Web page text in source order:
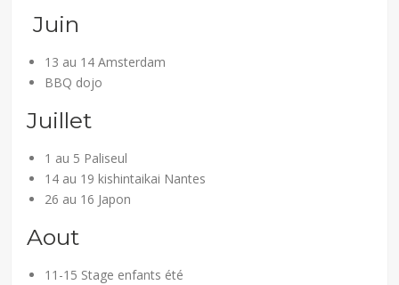
Juin
13 au 14 Amsterdam
BBQ dojo
Juillet
1 au 5 Paliseul
14 au 19 kishintaikai Nantes
26 au 16 Japon
Aout
11-15 Stage enfants été